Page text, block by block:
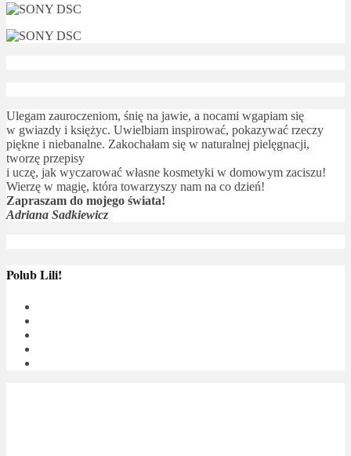
Ulegam zauroczeniom, śnię na jawie, a nocami wgapiam się
w gwiazdy i księżyc. Uwielbiam inspirować, pokazywać rzeczy
piękne i niebanalne. Zakochałam się w naturalnej pielęgnacji,
tworzę przepisy
i uczę, jak wyczarować własne kosmetyki w domowym zaciszu!
Wierzę w magię, która towarzyszy nam na co dzień!
Zapraszam do mojego świata!
Adriana Sadkiewicz
Polub Lili!